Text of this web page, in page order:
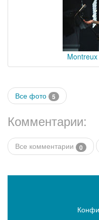
Все фото 5
Комментарии:
Все комментарии 0